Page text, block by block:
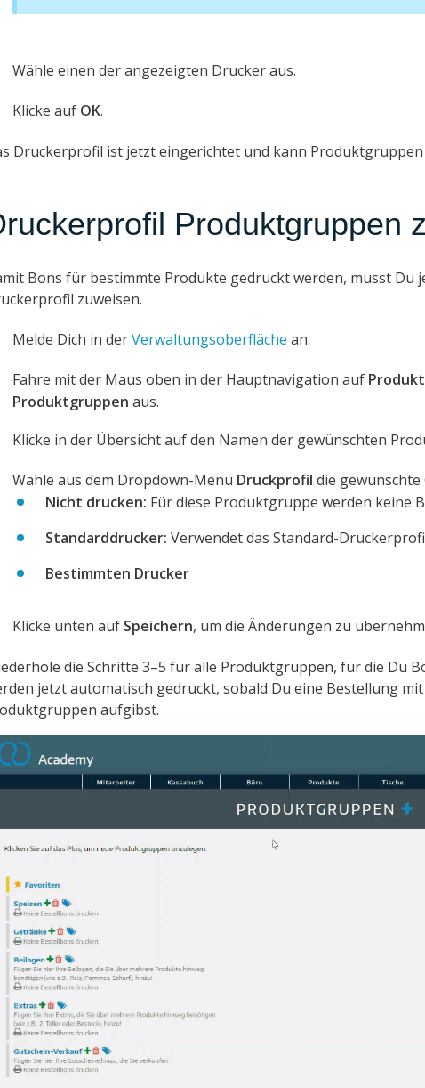
Wähle einen der angezeigten Drucker aus.
Klicke auf OK.
Druckerprofil ist jetzt eingerichtet und kann Produktgruppen
Produktgruppen
Bons für bestimmte Produkte gedruckt werden, musst Du
zuweisen.
Melde Dich in derVerwaltungsoberfläche an.
Fahre mit der Maus oben in der Hauptnavigation auf
Produktgruppen aus.
Klicke in der Übersicht auf den Namen der gewünschten
Wähle aus dem Dropdown-Menü Druckprofil die gewünschte
Nicht drucken: Für diese Produktgruppe werden keine
Standarddrucker: Verwendet das Standard-
Bestimmten Drucker
Klicke unten auf Speichern, um die Änderungen zu
die Schritte 3–5 für alle Produktgruppen, für die Du
jetzt automatisch gedruckt, sobald Du eine Bestellung
aufgibst.